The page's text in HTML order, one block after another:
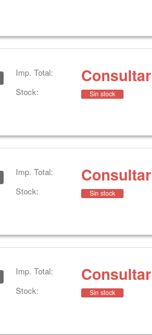
Imp. Total: Consultar
Stock: Sin stock
Imp. Total: Consultar
Stock: Sin stock
Imp. Total: Consultar
Stock: Sin stock